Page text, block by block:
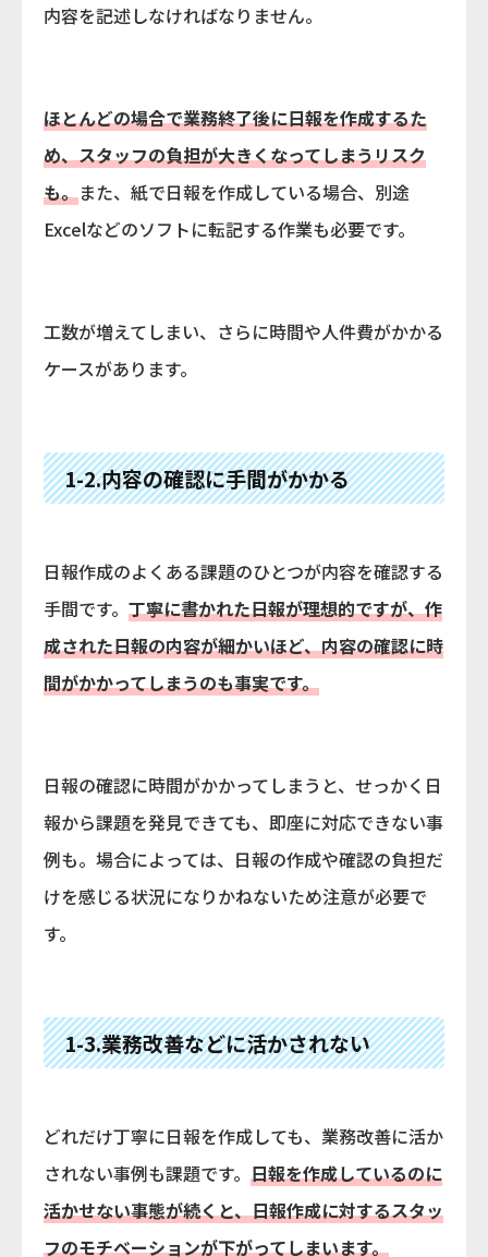
内容を記述しなければなりません。
ほとんどの場合で業務終了後に日報を作成するた
め、スタッフの負担が大きくなってしまうリスク
も。また、紙で日報を作成している場合、別途
Excelなどのソフトに転記する作業も必要です。
工数が増えてしまい、さらに時間や人件費がかかる
ケースがあります。
1-2.内容の確認に手間がかかる
日報作成のよくある課題のひとつが内容を確認する
手間です。丁寧に書かれた日報が理想的ですが、作
成された日報の内容が細かいほど、内容の確認に時
間がかかってしまうのも事実です。
日報の確認に時間がかかってしまうと、せっかく日
報から課題を発見できても、即座に対応できない事
例も。場合によっては、日報の作成や確認の負担だ
けを感じる状況になりかねないため注意が必要で
す。
1-3.業務改善などに活かされない
どれだけ丁寧に日報を作成しても、業務改善に活か
されない事例も課題です。日報を作成しているのに
活かせない事態が続くと、日報作成に対するスタッ
フのモチベーションが下がってしまいます。